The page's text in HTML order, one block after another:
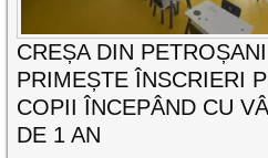
CREȘA DIN PETROȘANI
PRIMEȘTE ÎNSCRIERI
COPII ÎNCEPÂND CU
DE 1 AN